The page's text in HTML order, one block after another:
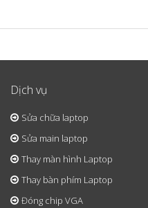
Dịch vụ
Sửa chữa laptop
Sửa main laptop
Thay màn hình Laptop
Thay bàn phím Laptop
Đóng chip VGA